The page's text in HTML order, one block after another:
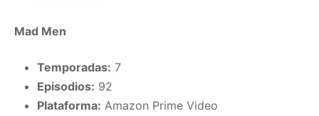
Mad Men
Temporadas: 7
Episodios: 92
Plataforma: Amazon Prime Video